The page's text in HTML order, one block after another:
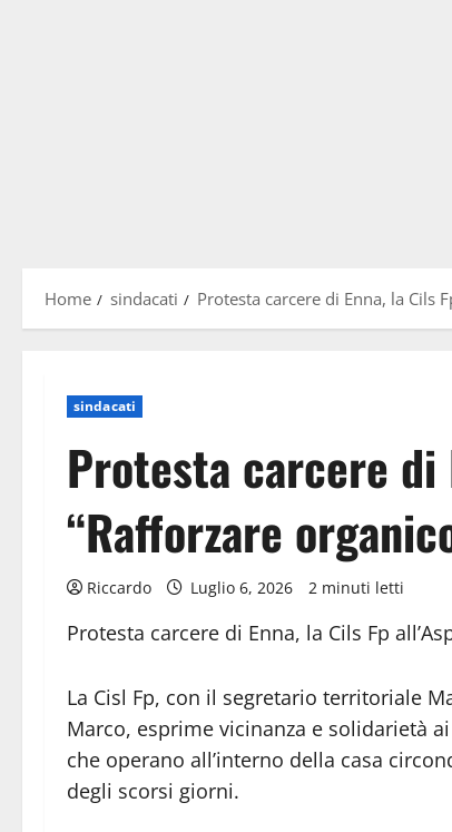
Home sindacati Protesta carcere di Enna, la Cils
sindacati
Protesta carcere di
“Rafforzare
Riccardo Luglio 6, 2026 2 minuti letti
Protesta carcere di Enna, la Cils Fp
La Cisl Fp, con il segretario territoriale
Marco, esprime vicinanza e solidarietà
che operano all’interno della casa
degli scorsi giorni.